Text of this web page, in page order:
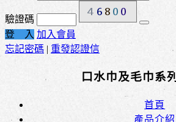
驗證碼
登 入 加入會員
忘記密碼 | 重發認證信
口水巾及毛巾系列
首頁
產品介紹